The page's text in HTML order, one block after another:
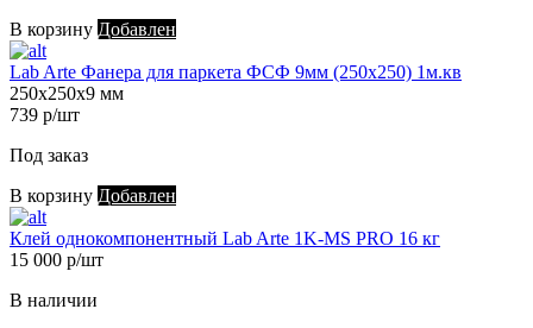
В корзину Добавлен
Lab Arte Фанера для паркета ФСФ 9мм (250х250) 1м.кв
250х250х9 мм
739 р/шт
Под заказ
В корзину Добавлен
Клей однокомпонентный Lab Arte 1K-MS PRO 16 кг
15 000 р/шт
В наличии